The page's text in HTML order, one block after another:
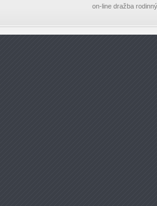
on-line dražba